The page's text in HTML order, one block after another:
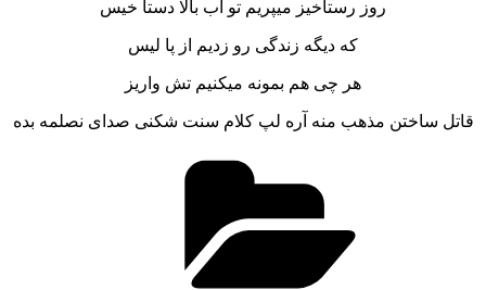
روز رستاخیز میپریم تو آب بالا دستا خیس
که دیگه زندگی رو زدیم از پا لیس
هر چی هم بمونه میکنیم تش واریز
قاتل ساختن مذهب منه آره لپ کلام سنت شکنی صدای نصلمه بده